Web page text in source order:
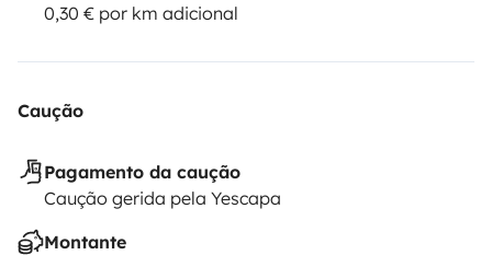
0,30 € por km adicional
Caução
Pagamento da caução
Caução gerida pela Yescapa
Montante